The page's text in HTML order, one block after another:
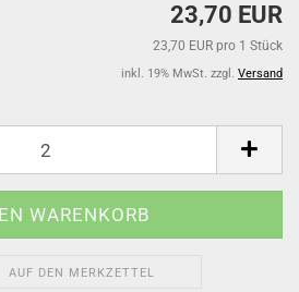
23,70 EUR
23,70 EUR pro 1 Stück
inkl. 19% MwSt. zzgl. Versand
AUF DEN MERKZETTEL